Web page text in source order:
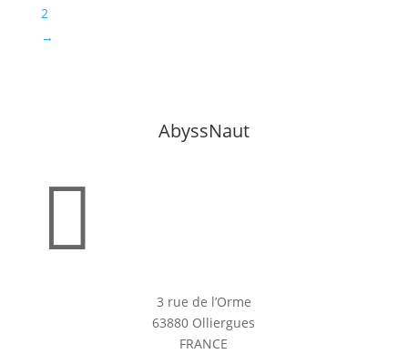
2
→
AbyssNaut

3 rue de l’Orme
63880 Olliergues
FRANCE